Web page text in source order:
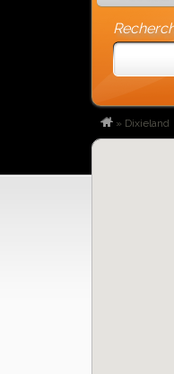
» Dixieland